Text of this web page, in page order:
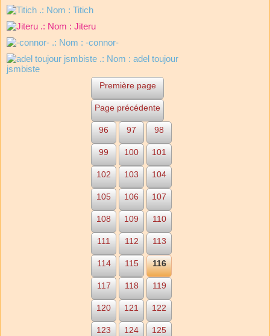
.: Nom : Titich
.: Nom : Jiteru
.: Nom : -connor-
.: Nom : adel toujour
jsmbiste
Première page
Page précédente
96 97 98
99 100 101
102 103 104
105 106 107
108 109 110
111 112 113
114 115 116
117 118 119
120 121 122
123 124 125